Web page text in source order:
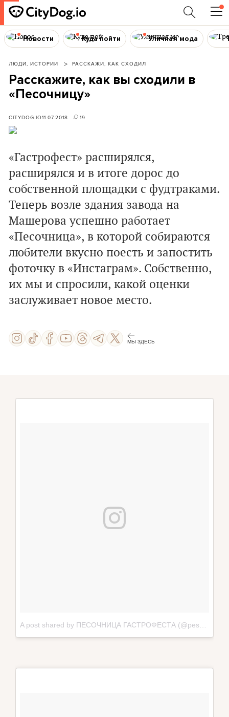
Новости Куда пойти Уличная мода
ЛЮДИ, ИСТОРИИ РАССКАЖИ, КАК СХОДИЛ
Расскажите, как вы сходили в
«Песочницу»
CITYDOG.IO11.07.2018 19
«Гастрофест» расширялся,
расширялся и в итоге дорос до
собственной площадки с фудтраками.
Теперь возле здания завода на
Машерова успешно работает
«Песочница», в которой собираются
любители вкусно поесть и запостить
фоточку в «Инстаграм». Собственно,
их мы и спросили, какой оценки
заслуживает новое место.
МЫ ЗДЕСЬ